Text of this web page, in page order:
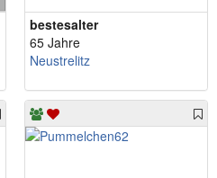
bestesalter
65 Jahre
Neustrelitz